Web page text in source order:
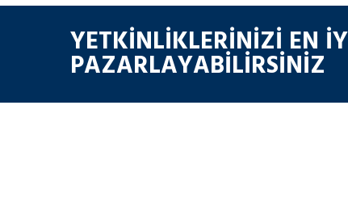
YETKINLIKLERINIZI EN
PAZARLAYABILIRSINIZ